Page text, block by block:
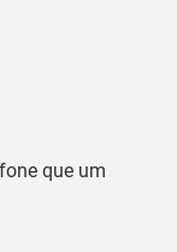
que um